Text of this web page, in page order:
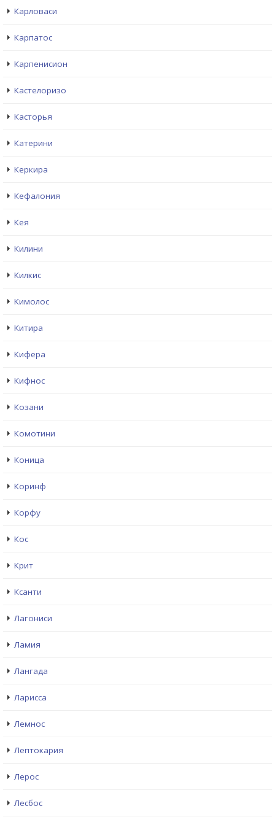
Карловаси
Карпатос
Карпенисион
Кастелоризо
Касторья
Катерини
Керкира
Кефалония
Кея
Килини
Килкис
Кимолос
Китира
Кифера
Кифнос
Козани
Комотини
Коница
Коринф
Корфу
Кос
Крит
Ксанти
Лагониси
Ламия
Лангада
Ларисса
Лемнос
Лептокария
Лерос
Лесбос